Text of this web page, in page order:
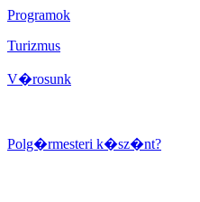
Programok
Turizmus
V�rosunk
Polg�rmesteri k�sz�nt?